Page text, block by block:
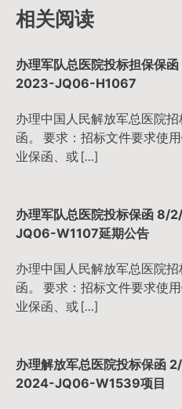
航
相关阅读
办理军队总医院投标担保保
2023-JQ06-H1067
办理中国人民解放军总医院
函。 要求：招标文件要求使
业保函、或 […]
办理军队总医院投标保函
JQ06-W1107延期公告
办理中国人民解放军总医院
函。 要求：招标文件要求使
业保函、或 […]
办理解放军总医院投标保函
2024-JQ06-W1539项目